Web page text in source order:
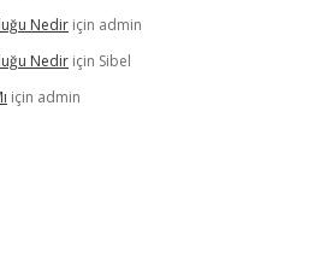
Nedir için admin
Nedir için Sibel
için admin